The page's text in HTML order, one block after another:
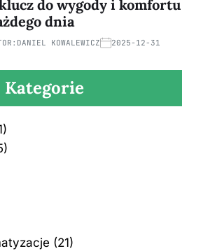
do wygody i komfortu
dnia
DANIEL KOWALEWICZ 2025-12-31
Kategorie
(21)